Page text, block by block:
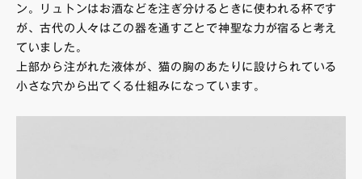
ン。リュトンはお酒などを注ぎ分けるときに使われる杯です
が、古代の人々はこの器を通すことで神聖な力が宿ると考え
ていました。
上部から注がれた液体が、猫の胸のあたりに設けられている
小さな穴から出てくる仕組みになっています。